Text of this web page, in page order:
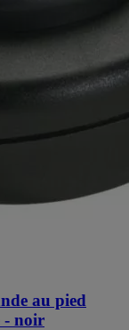
au pied
- noir